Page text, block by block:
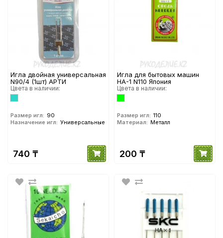
Игла двойная универсальная
N90/4 (1шт) АРТИ
Цвета в наличии:
Размер игл: 90
Назначение игл: Универсальные
740 ₸
Игла для бытовых машин
HA-1 N110 Япония
Цвета в наличии:
Размер игл: 110
Материал: Металл
200 ₸